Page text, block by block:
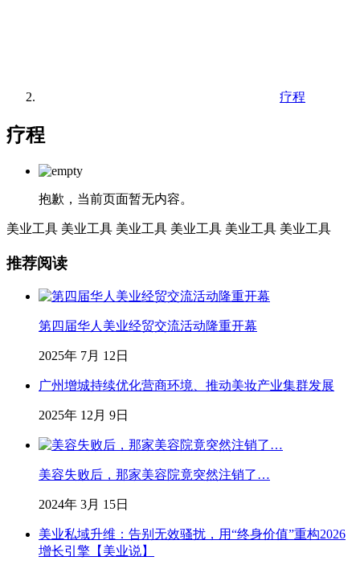
疗程
疗程
抱歉，当前页面暂无内容。
美业工具 美业工具 美业工具 美业工具 美业工具 美业工具
推荐阅读
第四届华人美业经贸交流活动隆重开幕
2025年 7月 12日
广州增城持续优化营商环境、推动美妆产业集群发展
2025年 12月 9日
美容失败后，那家美容院竟突然注销了…
2024年 3月 15日
美业私域升维：告别无效骚扰，用“终身价值”重构2026
增长引擎【美业说】